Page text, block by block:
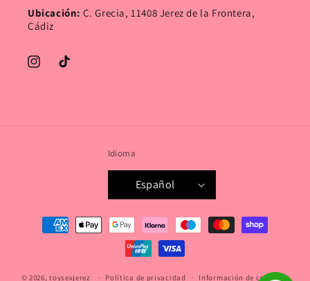
Ubicación: C. Grecia, 11408 Jerez de la Frontera,
Cádiz
InstagramTikTok
Idioma
Español
Formas
© 2026,toysexjerez Política de privacidad Información de contacto